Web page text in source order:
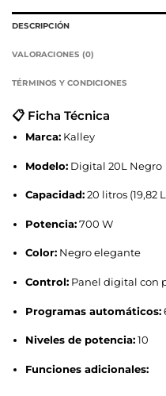
DESCRIPCIÓN
VALORACIONES (0)
TÉRMINOS Y CONDICIONES
📋 Ficha Técnica
Marca:Kalley
Modelo:Digital 20L Negro
Capacidad:20 litros (19,82
Potencia:700 W
Color:Negro elegante
Control:Panel digital con
Programas automáticos:
Niveles de potencia:10
Funciones adicionales: